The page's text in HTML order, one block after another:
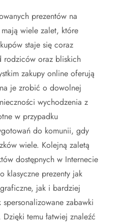
prezentów na
wiele zalet, które
staje się coraz
rodziców oraz bliskich
zakupy online oferują
je zrobić o dowolnej
wychodzenia z
w przypadku
do komunii, gdy
wiele. Kolejną zaletą
dostępnych w Internecie
klasyczne prezenty jak
jak i bardziej
zabawki
temu łatwiej znaleźć